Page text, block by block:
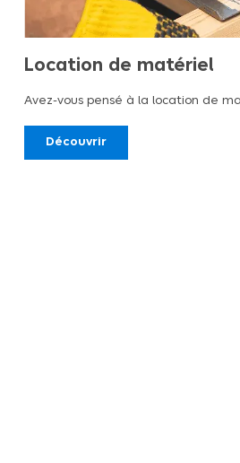
Location de matériel
Avez-vous pensé à la location de
Découvrir